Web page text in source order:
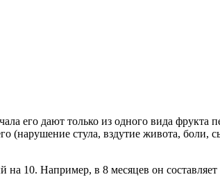
его дают только из одного вида
(нарушение стула, вздутие живота,
10. Например, в 8 месяцев он составляет